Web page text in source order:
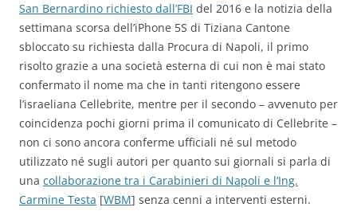
San Bernardino richiesto dall’FBI del 2016 e la notizia della
settimana scorsa dell’iPhone 5S di Tiziana Cantone
sbloccato su richiesta dalla Procura di Napoli, il primo
risolto grazie a una società esterna di cui non è mai stato
confermato il nome ma che in tanti ritengono essere
l’israeliana Cellebrite, mentre per il secondo – avvenuto per
coincidenza pochi giorni prima il comunicato di Cellebrite –
non ci sono ancora conferme ufficiali né sul metodo
utilizzato né sugli autori per quanto sui giornali si parla di
una collaborazione tra i Carabinieri di Napoli e l’Ing.
Carmine Testa [WBM] senza cenni a interventi esterni.